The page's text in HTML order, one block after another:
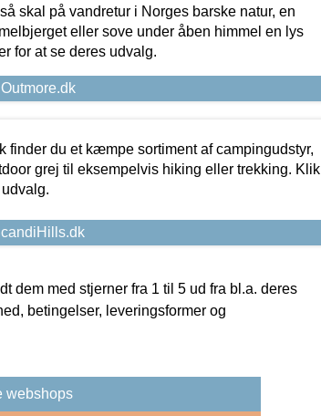
skal på vandretur i Norges barske natur, en
eller sove under åben himmel en lys
for at se deres udvalg.
finder du et kæmpe sortiment af campingudstyr,
grej til eksempelvis hiking eller trekking. Klik
dem med stjerner fra 1 til 5 ud fra bl.a. deres
betingelser, leveringsformer og
webshops